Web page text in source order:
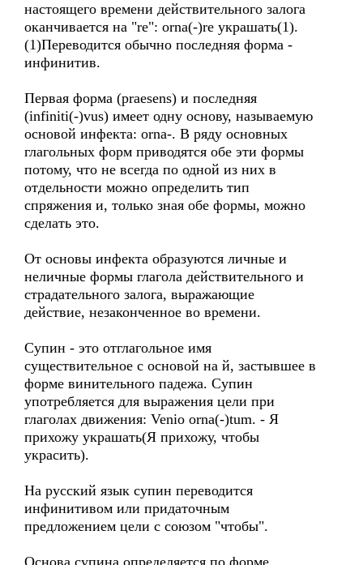
настоящего времени действительного залога
оканчивается на "re": orna(-)re украшать(1).
(1)Переводится обычно последняя форма -
инфинитив.
Первая форма (praesens) и последняя
(infiniti(-)vus) имеет одну основу, называемую
основой инфекта: orna-. В ряду основных
глагольных форм приводятся обе эти формы
потому, что не всегда по одной из них в
отдельности можно определить тип
спряжения и, только зная обе формы, можно
сделать это.
От основы инфекта образуются личные и
неличные формы глагола действительного и
страдательного залога, выражающие
действие, незаконченное во времени.
Супин - это отглагольное имя
существительное с основой на й, застывшее в
форме винительного падежа. Супин
употребляется для выражения цели при
глаголах движения: Venio orna(-)tum. - Я
прихожу украшать(Я прихожу, чтобы
украсить).
На русский язык супин переводится
инфинитивом или придаточным
предложением цели с союзом "чтобы".
Основа супина определяется по форме